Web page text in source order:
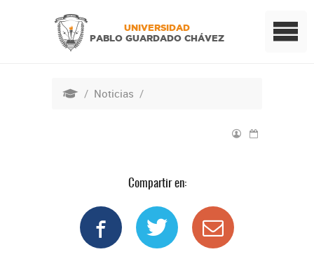
UNIVERSIDAD
PABLO GUARDADO CHÁVEZ
/ Noticias /
Compartir en: